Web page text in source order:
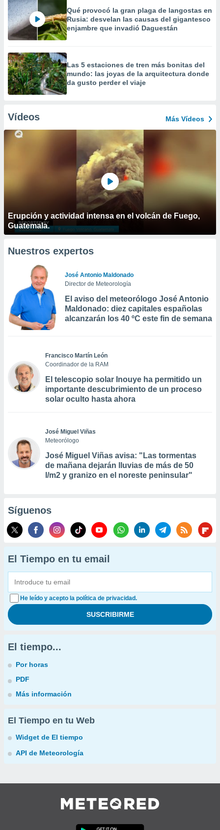
Qué provocó la gran plaga de langostas en
Rusia: desvelan las causas del gigantesco
enjambre que invadió Daguestán
Las 5 estaciones de tren más bonitas del
mundo: las joyas de la arquitectura donde
da gusto perder el viaje
Vídeos Más Vídeos
Erupción y actividad intensa en el volcán de Fuego,
Guatemala.
Nuestros expertos
José Antonio Maldonado
Director de Meteorología
El aviso del meteorólogo José Antonio
Maldonado: diez capitales españolas
alcanzarán los 40 ºC este fin de semana
Francisco Martín León
Coordinador de la RAM
El telescopio solar Inouye ha permitido un
importante descubrimiento de un proceso
solar oculto hasta ahora
José Miguel Viñas
Meteorólogo
José Miguel Viñas avisa: "Las tormentas
de mañana dejarán lluvias de más de 50
l/m2 y granizo en el noreste peninsular"
Síguenos
El Tiempo en tu email
He leído y acepto la política de privacidad.
El tiempo...
Por horas
PDF
Más información
El Tiempo en tu Web
Widget de El tiempo
API de Meteorología